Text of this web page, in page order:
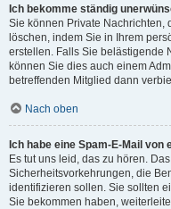
Ich bekomme ständig
Sie können Private Nachrichten,
löschen, indem Sie in Ihrem
erstellen. Falls Sie belästigende
können Sie dies auch einem
betreffenden Mitglied dann
Nach oben
Ich habe eine Spam-E-Mail
Es tut uns leid, das zu hören.
Sicherheitsvorkehrungen, die
identifizieren sollen. Sie sollten
Sie bekommen haben,